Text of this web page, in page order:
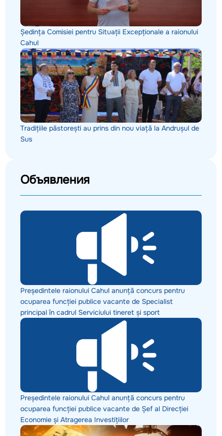
Ședința Comisiei pentru Situații Excepționale a raionului
Cahul
Tradițiile păstorești au prins din nou viață la Andrușul de
Sus
Объявления
Președintele raionului Cahul anunță concurs pentru
ocuparea funcției publice vacante de Specialist
principal în cadrul Serviciului tineret și sport
Președintele raionului Cahul anunță concurs pentru
ocuparea funcției publice vacante de Șef al Direcției
Economie și Atragerea Investițiilor